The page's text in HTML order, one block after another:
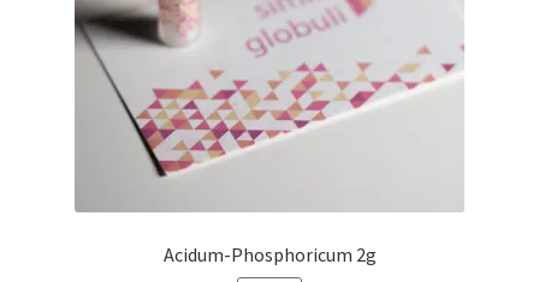
Acidum-Phosphoricum 2g